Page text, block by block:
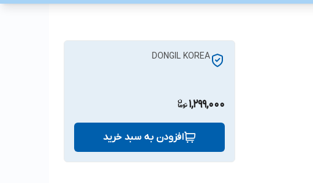
DONGIL KOREA
1,299,000
افزودن به سبد خرید